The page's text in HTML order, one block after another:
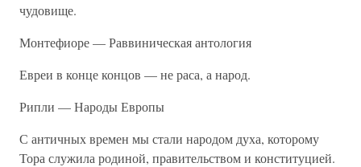
чудовище.
Монтефиоре — Раввиническая антология
Евреи в конце концов — не раса, а народ.
Рипли — Народы Европы
С античных времен мы стали народом духа, которому
Тора служила родиной, правительством и конституцией.